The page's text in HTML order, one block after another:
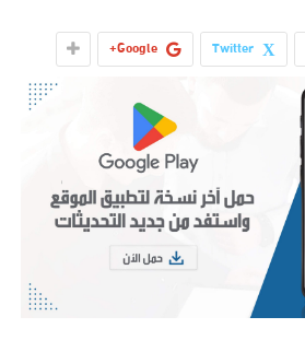
Twitter
Google+